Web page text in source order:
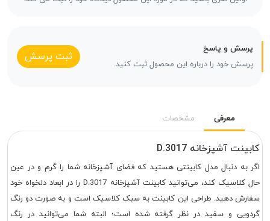
پرسش و پاسخ
پرسش خود را درباره این محصول ثبت کنید.
ثبت پرسش
معرفی مشخصات
کابینت آشپزخانه D.3017
اگر به دنبال مدل کابینتی هستید که فضای آشپزخانه شما را گرم و در عین
حال کلاسیک کند، می‌توانید کابینت آشپزخانه D.3017 را در ابعاد دلخواه خود
سفارش دهید. طراحی این کابینت به سبک کلاسیک است و به صورت دو رنگ
گردویی و سفید در نظر گرفته شده است؛ البته شما می‌توانید در رنگ